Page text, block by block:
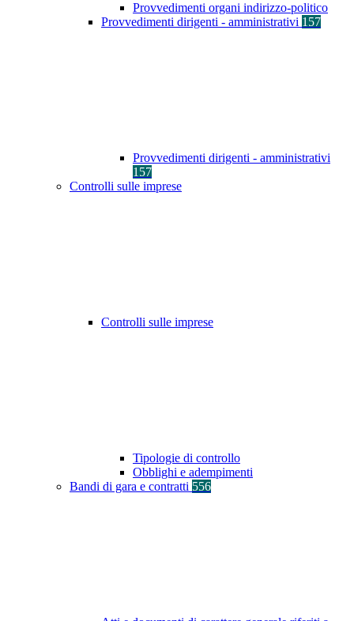
Provvedimenti organi indirizzo-politico
Provvedimenti dirigenti - amministrativi 157
Provvedimenti dirigenti - amministrativi
157
Controlli sulle imprese
Controlli sulle imprese
Tipologie di controllo
Obblighi e adempimenti
Bandi di gara e contratti 556